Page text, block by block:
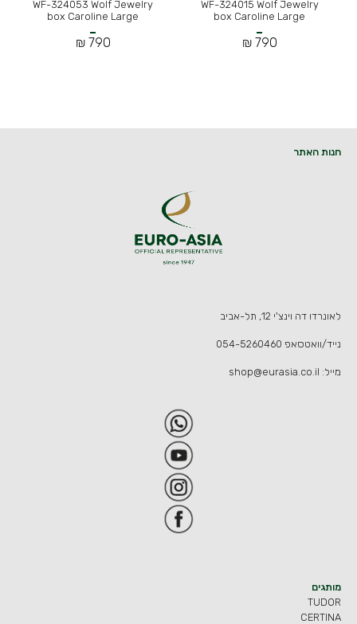
WF-324015 Wolf Jewelry
box Caroline Large
790 ₪
WF-324053 Wolf Jewelry
box Caroline Large
790 ₪
חנות האתר
לאונרדו דה וינצ'י 12, תל-אביב
נייד/וואטסאפ 054-5260460
מייל: shop@eurasia.co.il
מותגים
TUDOR
CERTINA